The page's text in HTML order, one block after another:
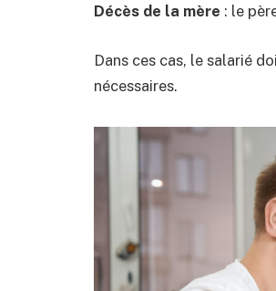
Décès de la mère : le
Dans ces cas, le salarié
nécessaires.